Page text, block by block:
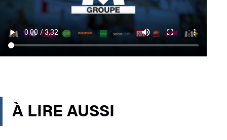
À LIRE AUSSI